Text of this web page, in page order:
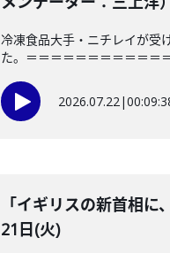
冷凍食品大手・ニチレイが受
た。＝＝＝＝＝＝＝＝＝＝＝
2026.07.22|
「イギリスの新首相
21日(火)